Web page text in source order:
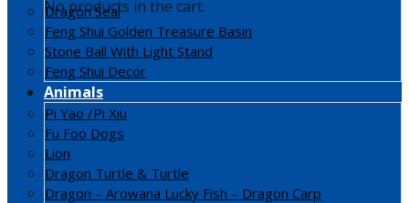
No products in the cart.
Dragon Seal
Feng Shui Golden Treasure Basin
Stone Ball With Light Stand
Feng Shui Decor
Animals
Pi Yao /Pi Xiu
Fu Foo Dogs
Lion
Dragon Turtle & Turtle
Dragon – Arowana Lucky Fish – Dragon Carp